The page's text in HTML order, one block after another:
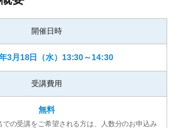
開催日時
3月18日（水）13:30～14:30
受講費用
無料
での受講をご希望される方は、人数分のお申込み